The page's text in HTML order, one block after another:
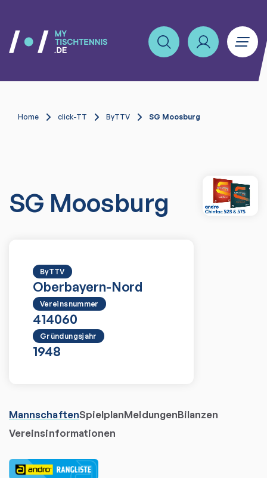
Home click-TT ByTTV SG Moosburg
SG Moosburg
ByTTV
Oberbayern-Nord
Vereinsnummer
414060
Gründungsjahr
1948
MannschaftenSpielplanMeldungenBilanzen
Vereinsinformationen